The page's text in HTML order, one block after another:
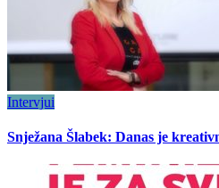
Intervjui
Snježana Šlabek: Danas je